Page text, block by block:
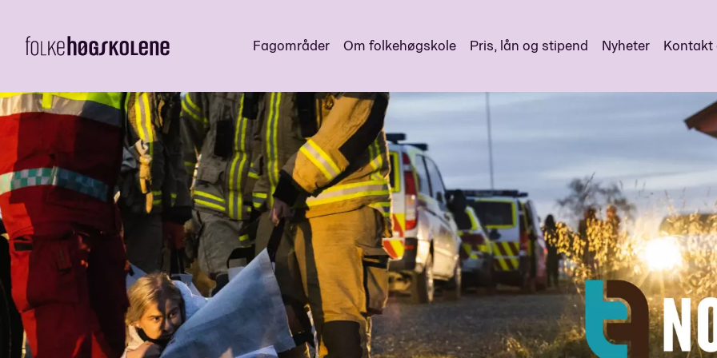
Fagområder Om folkehøgskole Pris, lån og stipend Nyheter Kontakt